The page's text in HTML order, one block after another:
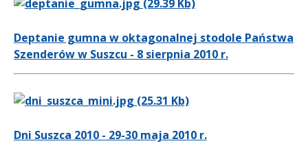
Deptanie gumna w oktagonalnej stodole Państwa
Szenderów w Suszcu - 8 sierpnia 2010 r.
Dni Suszca 2010 - 29-30 maja 2010 r.